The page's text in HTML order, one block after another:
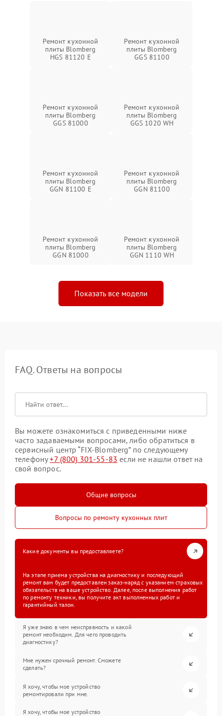
Ремонт кухонной
плиты Blomberg
HGS 81120 E
Ремонт кухонной
плиты Blomberg
GGS 81100
Ремонт кухонной
плиты Blomberg
GGS 81000
Ремонт кухонной
плиты Blomberg
GGS 1020 WH
Ремонт кухонной
плиты Blomberg
GGN 81100 E
Ремонт кухонной
плиты Blomberg
GGN 81100
Ремонт кухонной
плиты Blomberg
GGN 81000
Ремонт кухонной
плиты Blomberg
GGN 1110 WH
Показать все модели
FAQ. Ответы на вопросы
Вы можете ознакомиться с приведенными ниже
часто задаваемыми вопросами, либо обратиться в
сервисный центр “FIX-Blomberg” по следующему
телефону+7 (800) 301-55-83 если не нашли ответ на
свой вопрос.
Общие вопросы
Вопросы по ремонту кухонных плит
Какие документы вы предоставляете?
На этапе приема устройства на диагностику и последующий
ремонт вам будет предоставлен заказ-наряд с указанием страховых
обязательств на ваше устройство. Далее, после выполнения работ
по ремонту техники, вы получите акт выполненных работ и
гарантийный талон.
Я уже знаю в чем неисправность и какой
ремонт необходим. Для чего проводить
диагностику?
Мне нужен срочный ремонт. Сможете
сделать?
Я хочу, чтобы мое устройство
ремонтировали при мне.
Я хочу, чтобы мое устройство